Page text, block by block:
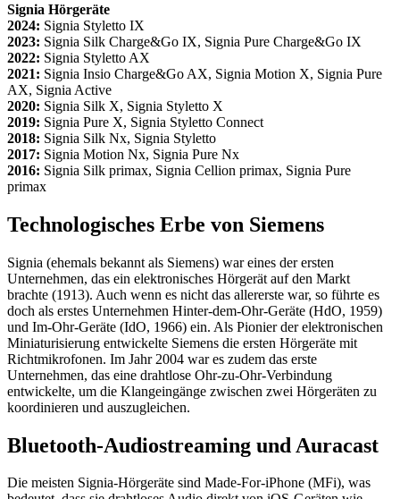
Signia Hörgeräte
2024: Signia Styletto IX
2023: Signia Silk Charge&Go IX, Signia Pure Charge&Go IX
2022: Signia Styletto AX
2021: Signia Insio Charge&Go AX, Signia Motion X, Signia Pure
AX, Signia Active
2020: Signia Silk X, Signia Styletto X
2019: Signia Pure X, Signia Styletto Connect
2018: Signia Silk Nx, Signia Styletto
2017: Signia Motion Nx, Signia Pure Nx
2016: Signia Silk primax, Signia Cellion primax, Signia Pure
primax
Technologisches Erbe von Siemens
Signia (ehemals bekannt als Siemens) war eines der ersten
Unternehmen, das ein elektronisches Hörgerät auf den Markt
brachte (1913). Auch wenn es nicht das allererste war, so führte es
doch als erstes Unternehmen Hinter-dem-Ohr-Geräte (HdO, 1959)
und Im-Ohr-Geräte (IdO, 1966) ein. Als Pionier der elektronischen
Miniaturisierung entwickelte Siemens die ersten Hörgeräte mit
Richtmikrofonen. Im Jahr 2004 war es zudem das erste
Unternehmen, das eine drahtlose Ohr-zu-Ohr-Verbindung
entwickelte, um die Klangeingänge zwischen zwei Hörgeräten zu
koordinieren und auszugleichen.
Bluetooth-Audiostreaming und Auracast
Die meisten Signia-Hörgeräte sind Made-For-iPhone (MFi), was